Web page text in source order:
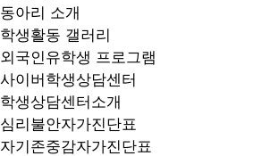
동아리 소개
학생활동 갤러리
외국인유학생 프로그램
사이버학생상담센터
학생상담센터소개
심리불안자가진단표
자기존중감자가진단표